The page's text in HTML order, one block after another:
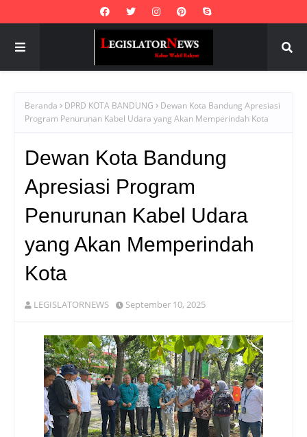
Beranda DPRD KOTA BANDUNG
Dewan Kota Bandung Apresiasi
Program Penurunan Kabel Udara yang Akan Memperindah Kota
Dewan Kota Bandung
Apresiasi Program
Penurunan Kabel Udara
yang Akan Memperindah
Kota
LEGISLATORNEWS September 10, 2025